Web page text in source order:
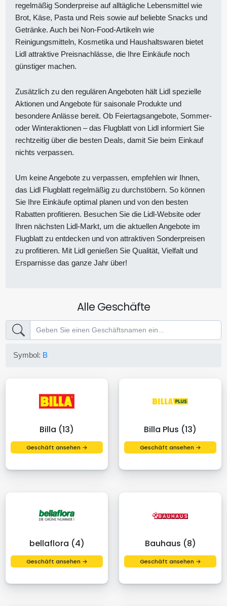
regelmäßig Sonderpreise auf alltägliche Lebensmittel wie
Brot, Käse, Pasta und Reis sowie auf beliebte Snacks und
Getränke. Auch bei Non-Food-Artikeln wie
Reinigungsmitteln, Kosmetika und Haushaltswaren bietet
Lidl attraktive Preisnachlässe, die Ihre Einkäufe noch
günstiger machen.
Zusätzlich zu den regulären Angeboten hält Lidl spezielle
Aktionen und Angebote für saisonale Produkte und
besondere Anlässe bereit. Ob Feiertagsangebote, Sommer-
oder Winteraktionen – das Flugblatt von Lidl informiert Sie
rechtzeitig über die besten Deals, damit Sie beim Einkauf
nichts verpassen.
Um keine Angebote zu verpassen, empfehlen wir Ihnen,
das Lidl Flugblatt regelmäßig zu durchstöbern. So können
Sie Ihre Einkäufe optimal planen und von den besten
Rabatten profitieren. Besuchen Sie die Lidl-Website oder
Ihren nächsten Lidl-Markt, um die aktuellen Angebote im
Flugblatt zu entdecken und von attraktiven Sonderpreisen
zu profitieren. Mit Lidl genießen Sie Qualität, Vielfalt und
Ersparnisse das ganze Jahr über!
Alle Geschäfte
Symbol: B
Billa (13)
Geschäft ansehen →
Billa Plus (13)
Geschäft ansehen →
bellaflora (4)
Geschäft ansehen →
Bauhaus (8)
Geschäft ansehen →